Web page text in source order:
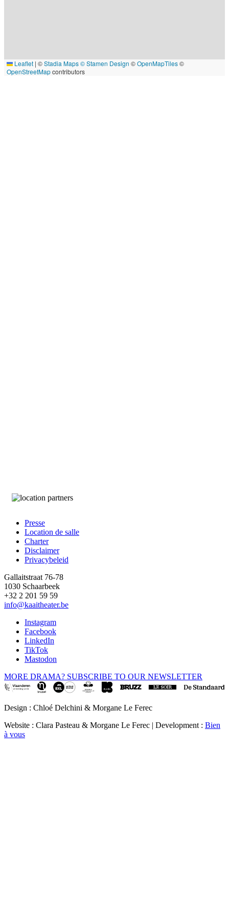
Leaflet | ©Stadia Maps© Stamen Design ©OpenMapTiles©
OpenStreetMapcontributors
Footer
Presse
Location de salle
Charter
Disclaimer
Privacybeleid
Gallaitstraat 76-78
1030 Schaarbeek
+32 2 201 59 59
info@kaaitheater.be
Instagram
Facebook
LinkedIn
TikTok
Mastodon
MORE DRAMA? SUBSCRIBE TO OUR NEWSLETTER
Design : Chloé Delchini & Morgane Le Ferec
Website : Clara Pasteau & Morgane Le Ferec | Development : Bien
à vous